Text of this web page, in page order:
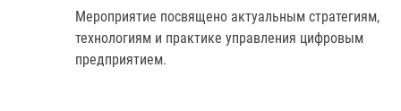
Мероприятие посвящено актуальным стратегиям,
технологиям и практике управления цифровым
предприятием.